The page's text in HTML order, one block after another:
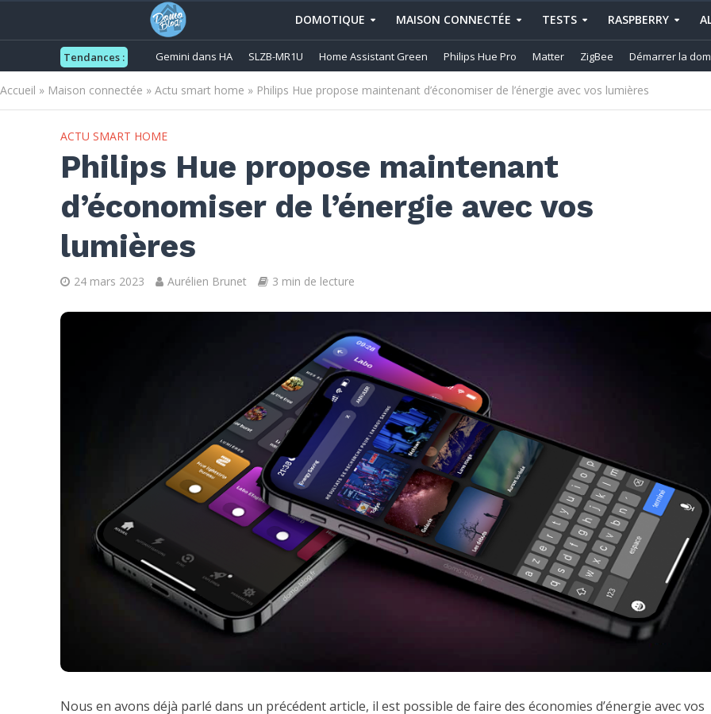
DOMOTIQUE MAISON CONNECTÉE TESTS RASPBERRY
Tendances : Gemini dans HA SLZB-MR1U Home Assistant Green Philips Hue Pro Matter ZigBee Démarrer la
Accueil » Maison connectée » Actu smart home » Philips Hue propose maintenant d’économiser de l’énergie avec vos lumières
ACTU SMART HOME
Philips Hue propose maintenant
d’économiser de l’énergie avec vos
lumières
24 mars 2023 Aurélien Brunet 3 min de lecture
Nous en avons déjà parlé dans un précédent article, il est possible de faire des économies d’énergie avec vos